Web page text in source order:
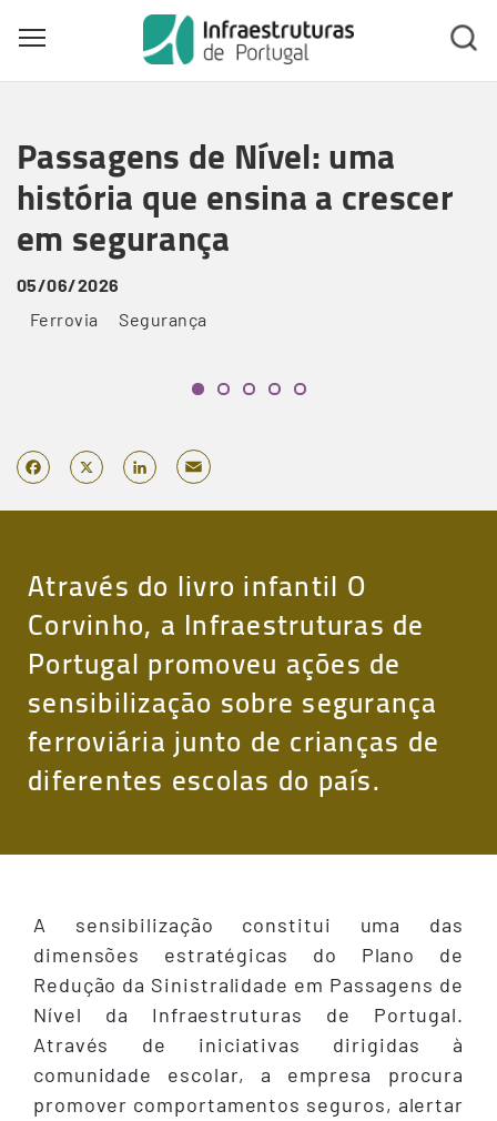
main
content
Toggle main menu visibility
Passagens de Nível: uma
história que ensina a crescer
em segurança
05/06/2026
Ferrovia
Segurança
Facebook
X LinkedIn
Através do livro infantil O
Corvinho, a Infraestruturas de
Portugal promoveu ações de
sensibilização sobre segurança
ferroviária junto de crianças de
diferentes escolas do país.
A sensibilização constitui uma das
dimensões estratégicas do Plano de
Redução da Sinistralidade em Passagens de
Nível da Infraestruturas de Portugal.
Através de iniciativas dirigidas à
comunidade escolar, a empresa procura
promover comportamentos seguros, alertar